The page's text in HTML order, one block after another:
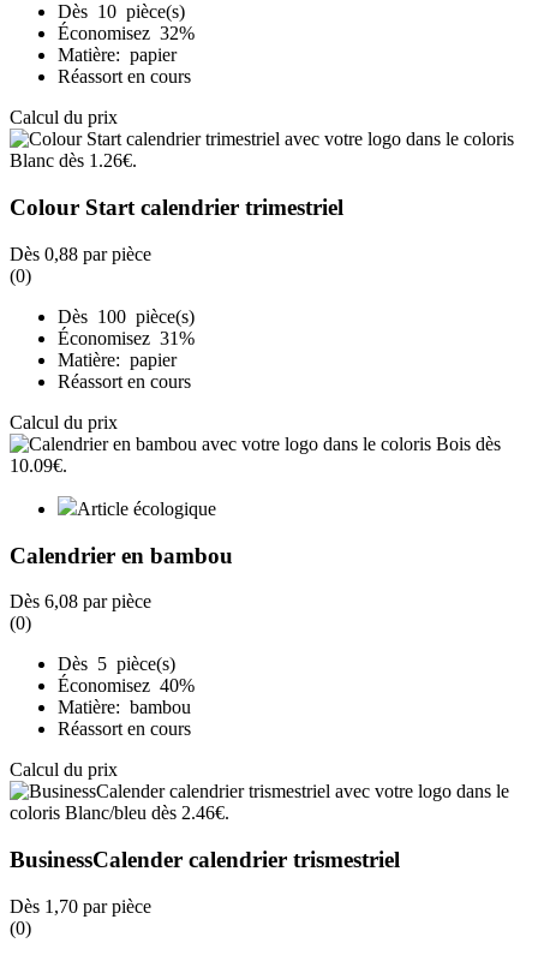
Dès 10 pièce(s)
Économisez 32%
Matière: papier
Réassort en cours
Calcul du prix
Colour Start calendrier trimestriel
Dès 0,88 par pièce
(0)
Dès 100 pièce(s)
Économisez 31%
Matière: papier
Réassort en cours
Calcul du prix
Article écologique
Calendrier en bambou
Dès 6,08 par pièce
(0)
Dès 5 pièce(s)
Économisez 40%
Matière: bambou
Réassort en cours
Calcul du prix
BusinessCalender calendrier trismestriel
Dès 1,70 par pièce
(0)